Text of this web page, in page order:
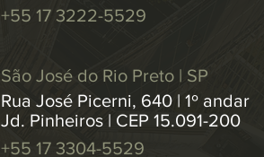
+55 17 3222-5529
São José do Rio Preto | SP
Rua José Picerni, 640 | 1º andar
Jd. Pinheiros | CEP 15.091-200
+55 17 3304-5529